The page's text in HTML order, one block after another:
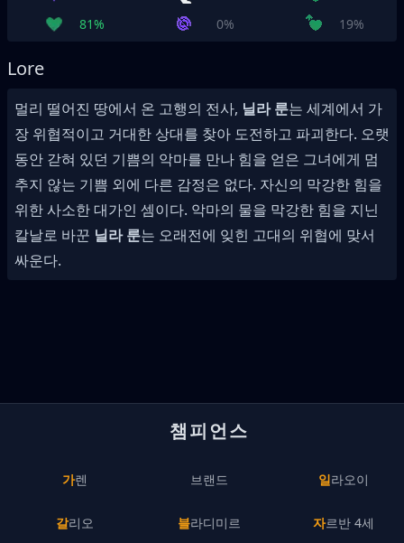
81%
0% 19%
Lore
멀리 떨어진 땅에서 온 고행의 전사, 닐라 룬는 세계에서 가
장 위협적이고 거대한 상대를 찾아 도전하고 파괴한다. 오랫
동안 갇혀 있던 기쁨의 악마를 만나 힘을 얻은 그녀에게 멈
추지 않는 기쁨 외에 다른 감정은 없다. 자신의 막강한 힘을
위한 사소한 대가인 셈이다. 악마의 물을 막강한 힘을 지닌
칼날로 바꾼 닐라 룬는 오래전에 잊힌 고대의 위협에 맞서
싸운다.
챔피언스
가렌
갈리오
브랜드
블라디미르
일라오이
자르반 4세